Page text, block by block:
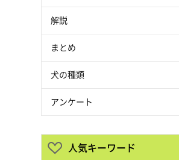
解説
まとめ
犬の種類
アンケート
人気キーワード